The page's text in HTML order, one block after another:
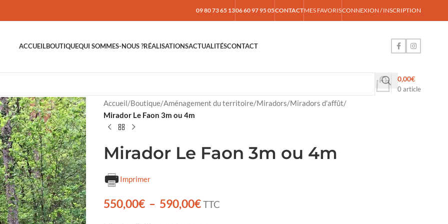
09 80 73 65 1306 60 97 95 05CONTACTMES FAVORISCONNEXION / INSCRIPTION
ACCUEILBOUTIQUEQUI SOMMES-NOUS ?RÉALISATIONSACTUALITÉSCONTACT
0 article
0,00€
Accueil/Boutique/Aménagement du territoire/Miradors/Miradors d'affût/
Mirador Le Faon 3m ou 4m
Mirador Le Faon 3m ou 4m
Imprimer
550,00€ – 590,00€TTC